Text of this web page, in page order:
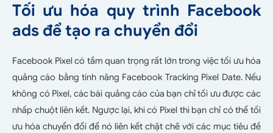
Tối ưu hóa quy trình Facebook
ads để tạo ra chuyển đổi
Facebook Pixel có tầm quan trọng rất lớn trong việc tối ưu hóa
quảng cáo bằng tính năng Facebook Tracking Pixel Date. Nếu
không có Pixel, các bài quảng cáo của bạn chỉ tối ưu được các
nhấp chuột liên kết. Ngược lại, khi có Pixel thì bạn chỉ có thể tối
ưu hóa chuyển đổi để nó liên kết chặt chẽ với các mục tiêu đề